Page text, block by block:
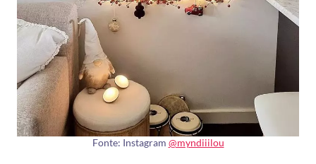
Fonte: Instagram @myndiiilou